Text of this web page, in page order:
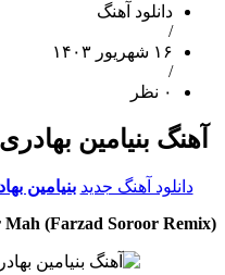
دانلود آهنگ
/
۱۶ شهریور ۱۴۰۳
/
۰ نظر
آهنگ بنیامین
دانلود آهنگ جدید بنیامین
Mah (Farzad Soroor Remix)